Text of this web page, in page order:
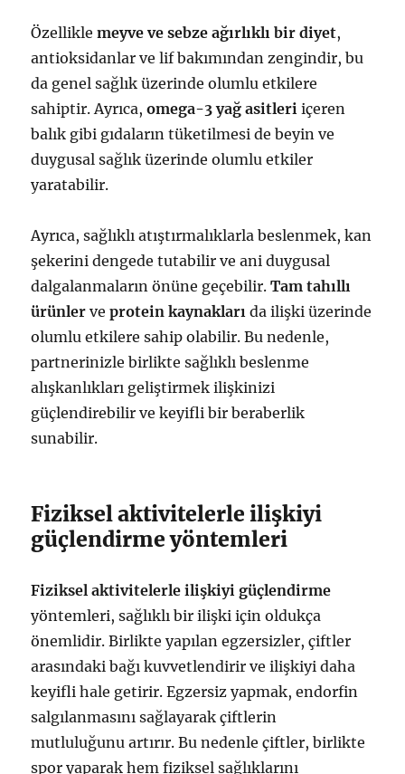
Özelliklemeyve ve sebze ağırlıklı bir diyet,
antioksidanlar ve lif bakımından zengindir, bu
da genel sağlık üzerinde olumlu etkilere
sahiptir. Ayrıca,omega-3 yağ asitleri içeren
balık gibi gıdaların tüketilmesi de beyin ve
duygusal sağlık üzerinde olumlu etkiler
yaratabilir.
Ayrıca, sağlıklı atıştırmalıklarla beslenmek, kan
şekerini dengede tutabilir ve ani duygusal
dalgalanmaların önüne geçebilir.Tam tahıllı
ürünler veprotein kaynakları da ilişki üzerinde
olumlu etkilere sahip olabilir. Bu nedenle,
partnerinizle birlikte sağlıklı beslenme
alışkanlıkları geliştirmek ilişkinizi
güçlendirebilir ve keyifli bir beraberlik
sunabilir.
Fiziksel aktivitelerle ilişkiyi
güçlendirme yöntemleri
Fiziksel aktivitelerle ilişkiyi güçlendirme
yöntemleri, sağlıklı bir ilişki için oldukça
önemlidir. Birlikte yapılan egzersizler, çiftler
arasındaki bağı kuvvetlendirir ve ilişkiyi daha
keyifli hale getirir. Egzersiz yapmak, endorfin
salgılanmasını sağlayarak çiftlerin
mutluluğunu artırır. Bu nedenle çiftler, birlikte
spor yaparak hem fiziksel sağlıklarını